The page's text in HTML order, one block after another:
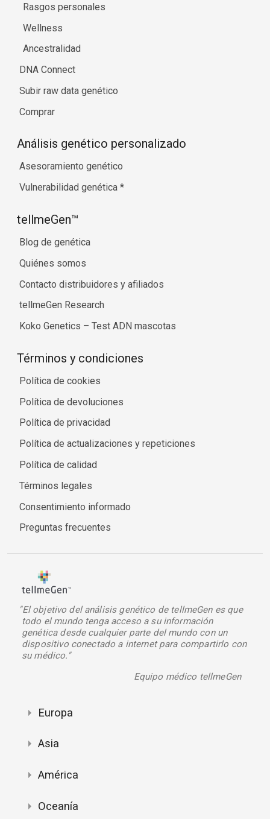
Rasgos personales
Wellness
Ancestralidad
DNA Connect
Subir raw data genético
Comprar
Análisis genético personalizado
Asesoramiento genético
Vulnerabilidad genética *
tellmeGen™
Blog de genética
Quiénes somos
Contacto distribuidores y afiliados
tellmeGen Research
Koko Genetics – Test ADN mascotas
Términos y condiciones
Política de cookies
Política de devoluciones
Política de privacidad
Política de actualizaciones y repeticiones
Política de calidad
Términos legales
Consentimiento informado
Preguntas frecuentes
"El objetivo del análisis genético de tellmeGen es que
todo el mundo tenga acceso a su información
genética desde cualquier parte del mundo con un
dispositivo conectado a internet para compartirlo con
su médico."
Equipo médico tellmeGen
Europa
Asia
América
Oceanía